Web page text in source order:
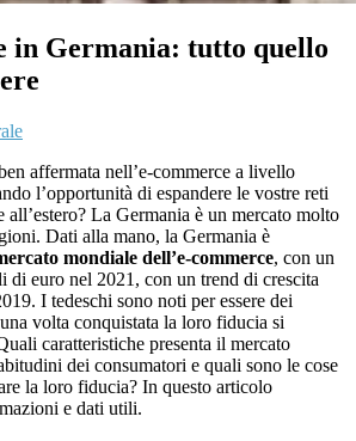
in Germania: tutto quello
affermata nell’e-commerce a livello
l’opportunità di espandere le vostre reti
La Germania è un mercato molto
Dati alla mano, la Germania è
mondiale dell’e-commerce, con un
di euro nel 2021, con un trend di crescita
I tedeschi sono noti per essere dei
volta conquistata la loro fiducia si
caratteristiche presenta il mercato
dei consumatori e quali sono le cose
la loro fiducia? In questo articolo
e dati utili.